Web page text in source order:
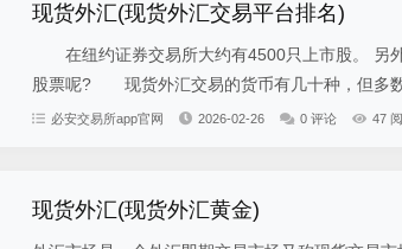
现货外汇(现货外汇交易平台排名)
在纽约证券交易所大约有4500只上市股。 另
股票呢? 现货外汇交易的货币有几十种，但多数
必安交易所app官网 2026-02-26 0 评论 47
现货外汇(现货外汇黄金)